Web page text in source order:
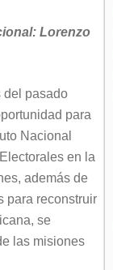
Lorenzo
del pasado
para
Nacional
en la
además de
para reconstruir
se
las misiones